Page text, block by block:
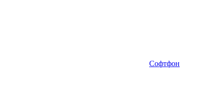
Софтфон